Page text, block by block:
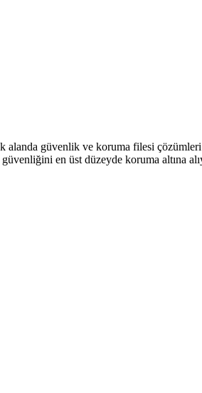
güvenlik ve koruma filesi
en üst düzeyde koruma altına